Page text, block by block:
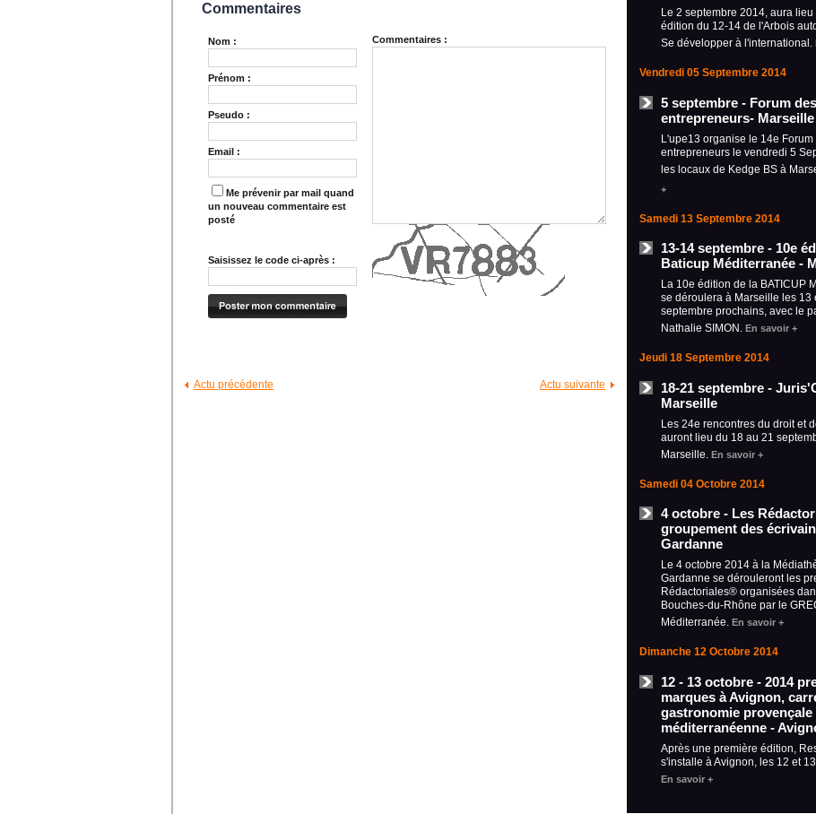
Commentaires
Nom :
Prénom :
Pseudo :
Email :
Me prévenir par mail quand
un nouveau commentaire est
posté
Saisissez le code ci-après :
Commentaires :
Actu suivante
Actu précédente
Le 2 septembre 2014, aura
édition du 12-14 de l'Arbois
Se développer à l'international.
Vendredi 05 Septembre 2014
5 septembre - Forum des
entrepreneurs- Marseille
L'upe13 organise le 14e Forum
entrepreneurs le vendredi 5
les locaux de Kedge BS à
+
Samedi 13 Septembre 2014
13-14 septembre - 10e
Baticup Méditerranée -
La 10e édition de la BATICUP
se déroulera à Marseille les 13
septembre prochains, avec le
Nathalie SIMON. En savoir +
Jeudi 18 Septembre 2014
18-21 septembre -
Marseille
Les 24e rencontres du droit et
auront lieu du 18 au 21
Marseille. En savoir +
Samedi 04 Octobre 2014
4 octobre - Les
groupement des
Gardanne
Le 4 octobre 2014 à la
Gardanne se dérouleront les
Rédactoriales® organisées
Bouches-du-Rhône par le
Méditerranée. En savoir +
Dimanche 12 Octobre 2014
12 - 13 octobre - 2014
marques à Avignon,
gastronomie provençale
méditerranéenne -
Après une première édition,
s'installe à Avignon, les 12 et
En savoir +